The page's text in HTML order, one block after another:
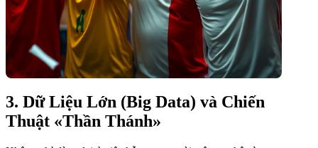
3. Dữ Liệu Lớn (Big Data) và Chiến
Thuật «Thần Thánh»